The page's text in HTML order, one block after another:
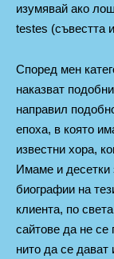
изумявай ако
testes (съвестта
Според мен
наказват
направил
епоха, в която
известни хора,
Имаме и десетки
биографии на
клиента, по
сайтове да не се
нито да се дават